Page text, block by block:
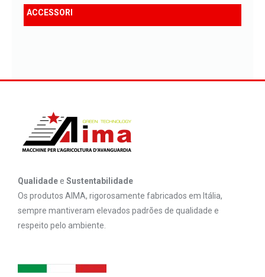
ACCESSORI
Qualidadee Sustentabilidade
Os produtos AIMA, rigorosamente fabricados em Itália,
sempre mantiveram elevados padrões de qualidade e
respeito pelo ambiente.